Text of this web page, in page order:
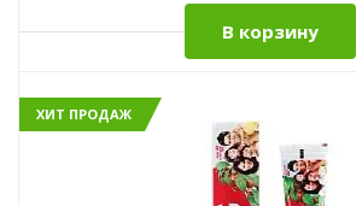
В корзину
ХИТ ПРОДАЖ